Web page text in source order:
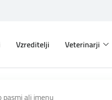
Vzreditelji Veterinarji